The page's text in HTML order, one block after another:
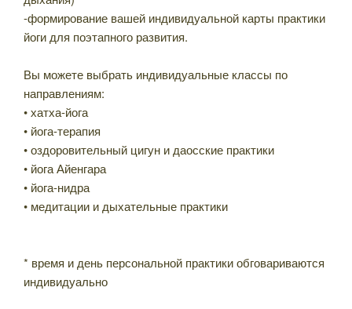
-формирование вашей индивидуальной карты практики
йоги для поэтапного развития.
Вы можете выбрать индивидуальные классы по
направлениям:
• хатха-йога
• йога-терапия
• оздоровительный цигун и даосские практики
• йога Айенгара
• йога-нидра
• медитации и дыхательные практики
* время и день персональной практики обговариваются
индивидуально